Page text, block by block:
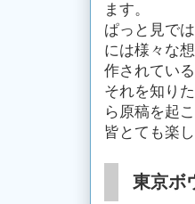
ます。
ぱっと見で
には様々な
作されている
それを知り
ら原稿を起
皆とても楽
東京ボ